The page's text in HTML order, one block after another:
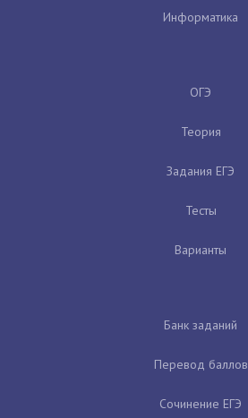
Информатика
ОГЭ
Теория
Задания ЕГЭ
Тесты
Варианты
Банк заданий
Перевод баллов
Сочинение ЕГЭ